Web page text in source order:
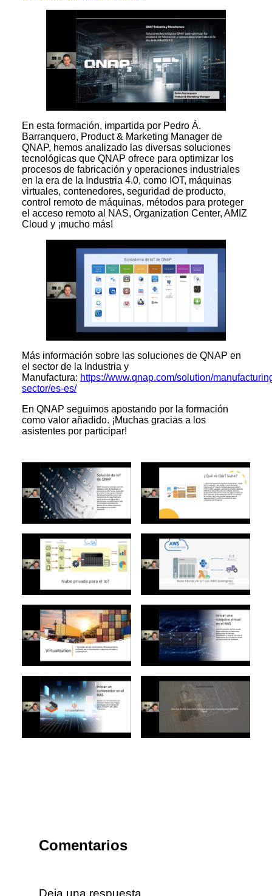
En esta formación, impartida por Pedro Á.
Barranquero, Product & Marketing Manager de
QNAP, hemos analizado las diversas soluciones
tecnológicas que QNAP ofrece para optimizar los
procesos de fabricación y operaciones industriales
en la era de la Industria 4.0, como IOT, máquinas
virtuales, contenedores, seguridad de producto,
control remoto de máquinas, métodos para proteger
el acceso remoto al NAS, Organization Center, AMIZ
Cloud y ¡mucho más!
Más información sobre las soluciones de QNAP en
el sector de la Industria y
Manufactura: https://www.qnap.com/solution/
sector/es-es/
En QNAP seguimos apostando por la formación
como valor añadido. ¡Muchas gracias a los
asistentes por participar!
Comentarios
Deja una respuesta